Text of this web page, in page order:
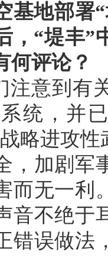
基地部署
，“堤丰”
何评论？
注意到有
统，并
略进攻
，加剧军
而无一利
音不绝于
错误做法